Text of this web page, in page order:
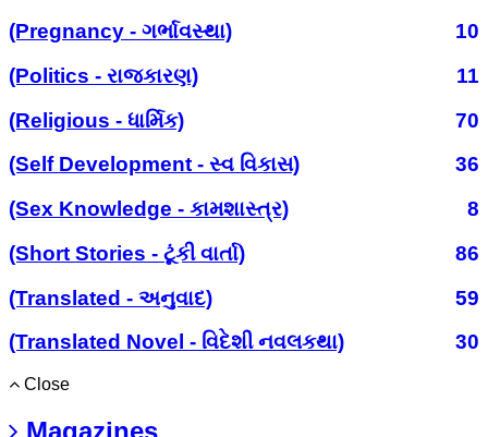
(Pregnancy - ગર્ભાવસ્થા)
10
(Politics - રાજકારણ)
11
(Religious - ધાર્મિક)
70
(Self Development - સ્વ વિકાસ)
36
(Sex Knowledge - કામશાસ્ત્ર)
8
(Short Stories - ટૂંકી વાર્તા)
86
(Translated - અનુવાદ)
59
(Translated Novel - વિદેશી નવલકથા)
30
Close
Magazines